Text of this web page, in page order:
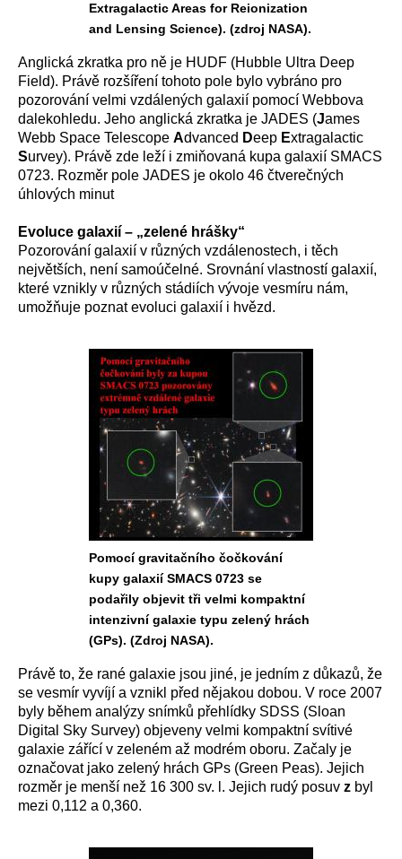
Extragalactic Areas for Reionization
and Lensing Science). (zdroj NASA).
Anglická zkratka pro ně je HUDF (Hubble Ultra Deep
Field). Právě rozšíření tohoto pole bylo vybráno pro
pozorování velmi vzdálených galaxií pomocí Webbova
dalekohledu. Jeho anglická zkratka je JADES (James
Webb Space Telescope Advanced Deep Extragalactic
Survey). Právě zde leží i zmiňovaná kupa galaxií SMACS
0723. Rozměr pole JADES je okolo 46 čtverečných
úhlových minut
Evoluce galaxií – „zelené hrášky“
Pozorování galaxií v různých vzdálenostech, i těch
největších, není samoúčelné. Srovnání vlastností galaxií,
které vznikly v různých stádiích vývoje vesmíru nám,
umožňuje poznat evoluci galaxií i hvězd.
Pomocí gravitačního čočkování
kupy galaxií SMACS 0723 se
podařily objevit tři velmi kompaktní
intenzivní galaxie typu zelený hrách
(GPs). (Zdroj NASA).
Právě to, že rané galaxie jsou jiné, je jedním z důkazů, že
se vesmír vyvíjí a vznikl před nějakou dobou. V roce 2007
byly během analýzy snímků přehlídky SDSS (Sloan
Digital Sky Survey) objeveny velmi kompaktní svítivé
galaxie zářící v zeleném až modrém oboru. Začaly je
označovat jako zelený hrách GPs (Green Peas). Jejich
rozměr je menší než 16 300 sv. l. Jejich rudý posuv z byl
mezi 0,112 a 0,360.